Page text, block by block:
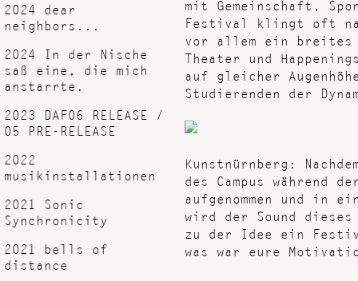
2024 dear
neighbors...
2024 In der Nische
saß eine, die mich
anstarrte.
2023 DAF06 RELEASE /
05 PRE-RELEASE
2022
musikinstallationen
2021 Sonic
Synchronicity
2021 bells of
distance
mit Gemeinschaft,
Festival klingt oft
vor allem ein breites
Theater und
auf gleicher
Studierenden der
Kunstnürnberg:
des Campus während
aufgenommen und in
wird der Sound
zu der Idee ein
was war eure